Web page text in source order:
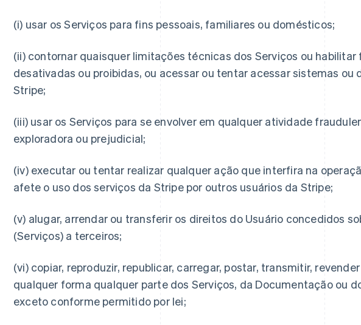
(i) usar os Serviços para fins pessoais, familiares ou domésticos;
(ii) contornar quaisquer limitações técnicas dos Serviços ou habilitar
desativadas ou proibidas, ou acessar ou tentar acessar sistemas ou
Stripe;
(iii) usar os Serviços para se envolver em qualquer atividade
exploradora ou prejudicial;
(iv) executar ou tentar realizar qualquer ação que interfira na
afete o uso dos serviços da Stripe por outros usuários da Stripe;
(v) alugar, arrendar ou transferir os direitos do Usuário concedidos
(Serviços) a terceiros;
(vi) copiar, reproduzir, republicar, carregar, postar, transmitir,
qualquer forma qualquer parte dos Serviços, da Documentação ou
exceto conforme permitido por lei;